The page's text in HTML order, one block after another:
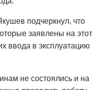
подчеркнул, что
заявлены на этот
ввода в эксплуатацию
не состоялись и на